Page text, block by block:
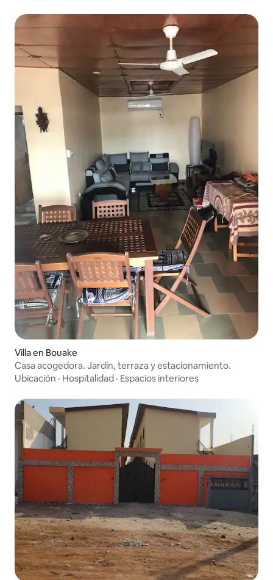
Villa en Bouake
Casa acogedora. Jardín, terraza y estacionamiento.
Ubicación · Hospitalidad · Espacios interiores